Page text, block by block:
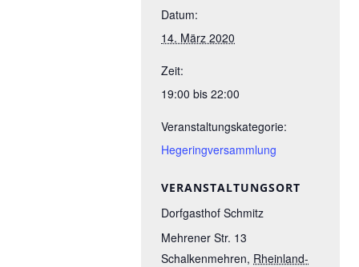
Datum:
14. März 2020
Zeit:
19:00 bis 22:00
Veranstaltungskategorie:
Hegeringversammlung
VERANSTALTUNGSORT
Dorfgasthof Schmitz
Mehrener Str. 13
Schalkenmehren, Rheinland-